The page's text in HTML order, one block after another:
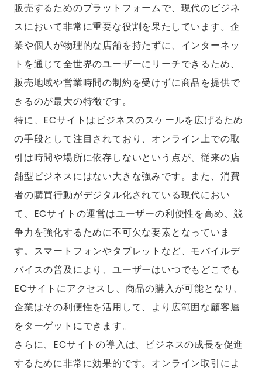
販売するためのプラットフォームで、現代のビジネ
スにおいて非常に重要な役割を果たしています。企
業や個人が物理的な店舗を持たずに、インターネッ
トを通じて全世界のユーザーにリーチできるため、
販売地域や営業時間の制約を受けずに商品を提供で
きるのが最大の特徴です。
特に、ECサイトはビジネスのスケールを広げるため
の手段として注目されており、オンライン上での取
引は時間や場所に依存しないという点が、従来の店
舗型ビジネスにはない大きな強みです。また、消費
者の購買行動がデジタル化されている現代におい
て、ECサイトの運営はユーザーの利便性を高め、競
争力を強化するために不可欠な要素となっていま
す。スマートフォンやタブレットなど、モバイルデ
バイスの普及により、ユーザーはいつでもどこでも
ECサイトにアクセスし、商品の購入が可能となり、
企業はその利便性を活用して、より広範囲な顧客層
をターゲットにできます。
さらに、ECサイトの導入は、ビジネスの成長を促進
するために非常に効果的です。オンライン取引によ